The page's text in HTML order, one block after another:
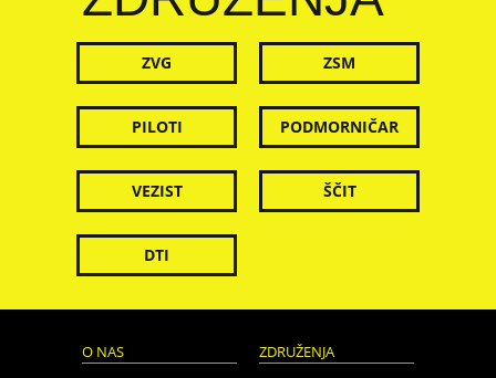
ZVG ZSM
PILOTI PODMORNIČAR
VEZIST ŠČIT
DTI
O NAS ZDRUŽENJA